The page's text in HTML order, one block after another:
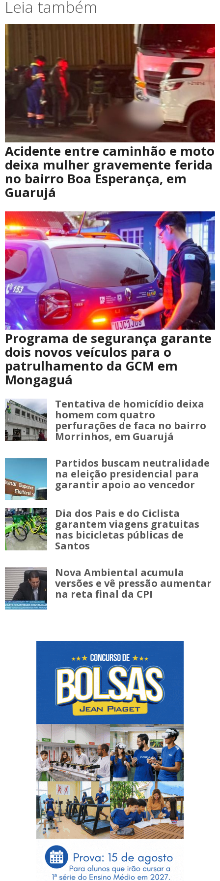
Leia também
Acidente entre caminhão e moto
deixa mulher gravemente ferida
no bairro Boa Esperança, em
Guarujá
Programa de segurança garante
dois novos veículos para o
patrulhamento da GCM em
Mongaguá
Tentativa de homicídio deixa
homem com quatro
perfurações de faca no bairro
Morrinhos, em Guarujá
Partidos buscam neutralidade
na eleição presidencial para
garantir apoio ao vencedor
Dia dos Pais e do Ciclista
garantem viagens gratuitas
nas bicicletas públicas de
Santos
Nova Ambiental acumula
versões e vê pressão aumentar
na reta final da CPI